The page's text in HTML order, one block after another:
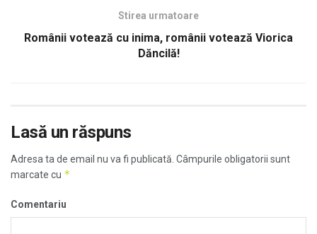
Stirea urmatoare
Românii votează cu inima, românii votează Viorica
Dăncilă!
Lasă un răspuns
Adresa ta de email nu va fi publicată. Câmpurile obligatorii sunt
marcate cu *
Comentariu